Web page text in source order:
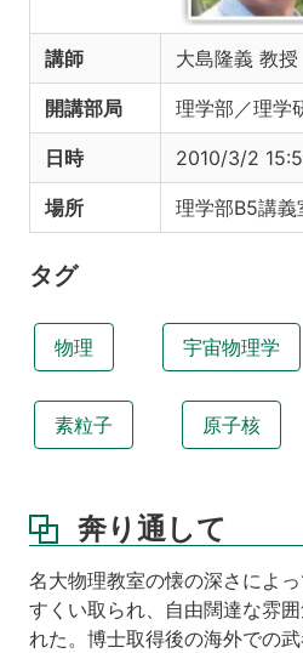
講師 大島隆義 教授
開講部局 理学部／理学
日時 2010/3/2
場所 理学部B5講義
タグ
物理 宇宙物理学
素粒子 原子核
奔り通して
名大物理教室の懐の深さによ
すくい取られ、自由闊達な雰
れた。博士取得後の海外での